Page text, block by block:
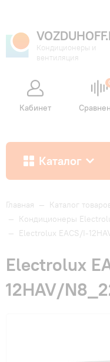
Кондиционеры и
вентиляция
Кабинет
Каталог
Как купить
Доставка и
Гарантия и
Главная — Каталог
— Кондиционеры
— Electrolux EACS/I-
Electrolux
12HAV/